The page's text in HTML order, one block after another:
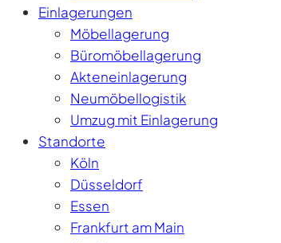
Einlagerungen
Möbellagerung
Büromöbellagerung
Akteneinlagerung
Neumöbellogistik
Umzug mit Einlagerung
Standorte
Köln
Düsseldorf
Essen
Frankfurt am Main